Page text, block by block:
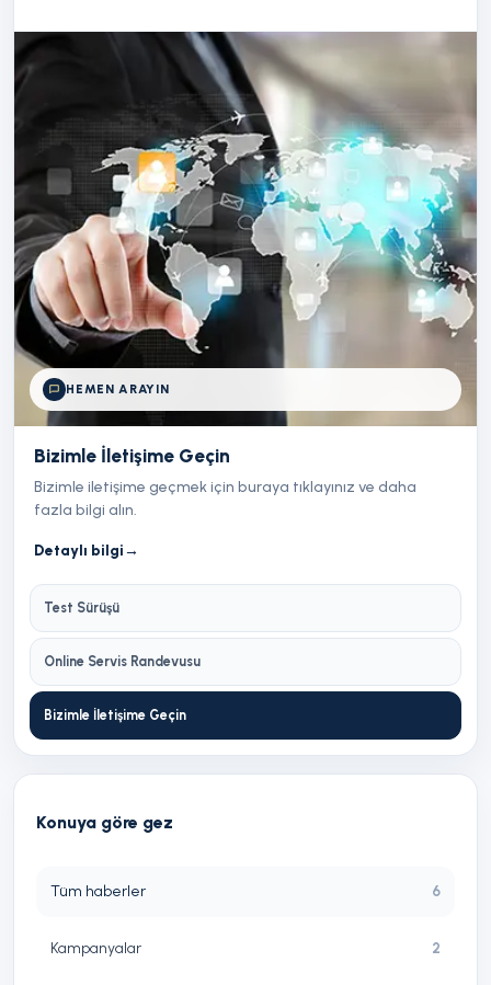
HEMEN ARAYIN
Bizimle İletişime Geçin
Bizimle iletişime geçmek için buraya tıklayınız ve daha
fazla bilgi alın.
Detaylı bilgi→
Test Sürüşü
Online Servis Randevusu
Bizimle İletişime Geçin
Konuya göre gez
Tüm haberler 6
Kampanyalar 2